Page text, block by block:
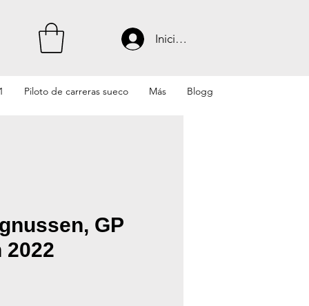
Iniciar sesión
Piloto de carreras sueco Más Blogg
GP
2022